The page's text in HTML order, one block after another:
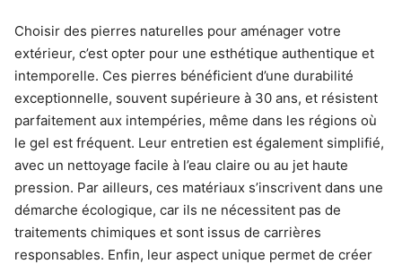
Choisir des pierres naturelles pour aménager votre
extérieur, c’est opter pour une esthétique authentique et
intemporelle. Ces pierres bénéficient d’une durabilité
exceptionnelle, souvent supérieure à 30 ans, et résistent
parfaitement aux intempéries, même dans les régions où
le gel est fréquent. Leur entretien est également simplifié,
avec un nettoyage facile à l’eau claire ou au jet haute
pression. Par ailleurs, ces matériaux s’inscrivent dans une
démarche écologique, car ils ne nécessitent pas de
traitements chimiques et sont issus de carrières
responsables. Enfin, leur aspect unique permet de créer